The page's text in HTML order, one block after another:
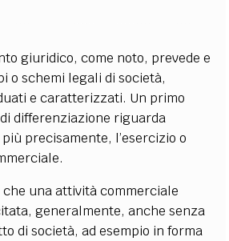
giuridico, come noto, prevede e
o schemi legali di società,
e caratterizzati. Un primo
differenziazione riguarda
precisamente, l’esercizio o
una attività commerciale
generalmente, anche senza
di società, ad esempio in forma